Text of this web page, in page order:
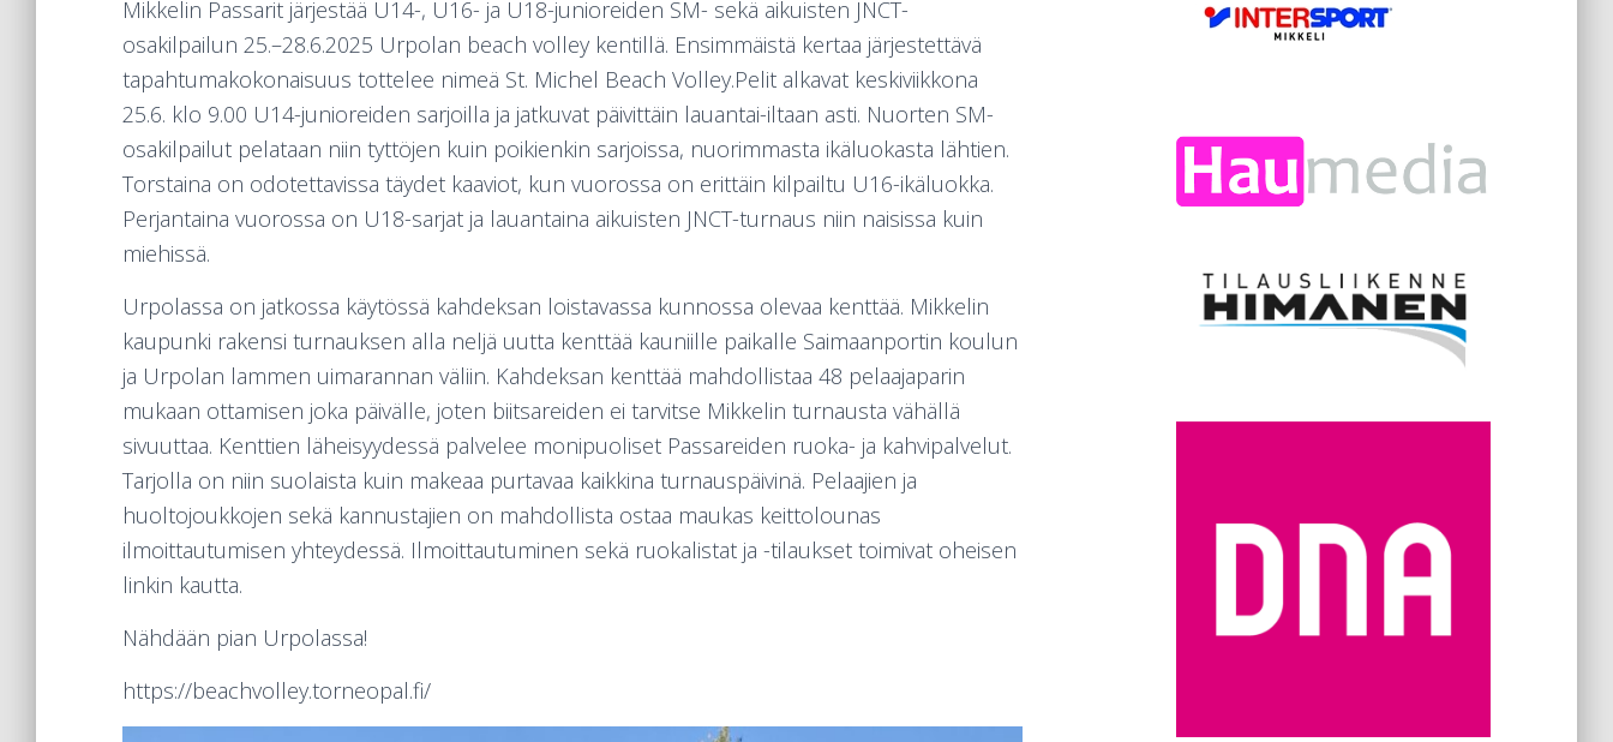
Mikkelin Passarit järjestää U14-, U16- ja U18-junioreiden SM- sekä aikuisten JNCT-
osakilpailun 25.–28.6.2025 Urpolan beach volley kentillä. Ensimmäistä kertaa järjestettävä
tapahtumakokonaisuus tottelee nimeä St. Michel Beach Volley.Pelit alkavat keskiviikkona
25.6. klo 9.00 U14-junioreiden sarjoilla ja jatkuvat päivittäin lauantai-iltaan asti. Nuorten SM-
osakilpailut pelataan niin tyttöjen kuin poikienkin sarjoissa, nuorimmasta ikäluokasta lähtien.
Torstaina on odotettavissa täydet kaaviot, kun vuorossa on erittäin kilpailtu U16-ikäluokka.
Perjantaina vuorossa on U18-sarjat ja lauantaina aikuisten JNCT-turnaus niin naisissa kuin
miehissä.
Urpolassa on jatkossa käytössä kahdeksan loistavassa kunnossa olevaa kenttää. Mikkelin
kaupunki rakensi turnauksen alla neljä uutta kenttää kauniille paikalle Saimaanportin koulun
ja Urpolan lammen uimarannan väliin. Kahdeksan kenttää mahdollistaa 48 pelaajaparin
mukaan ottamisen joka päivälle, joten biitsareiden ei tarvitse Mikkelin turnausta vähällä
sivuuttaa. Kenttien läheisyydessä palvelee monipuoliset Passareiden ruoka- ja kahvipalvelut.
Tarjolla on niin suolaista kuin makeaa purtavaa kaikkina turnauspäivinä. Pelaajien ja
huoltojoukkojen sekä kannustajien on mahdollista ostaa maukas keittolounas
ilmoittautumisen yhteydessä. Ilmoittautuminen sekä ruokalistat ja -tilaukset toimivat oheisen
linkin kautta.
Nähdään pian Urpolassa!
https://beachvolley.torneopal.fi/